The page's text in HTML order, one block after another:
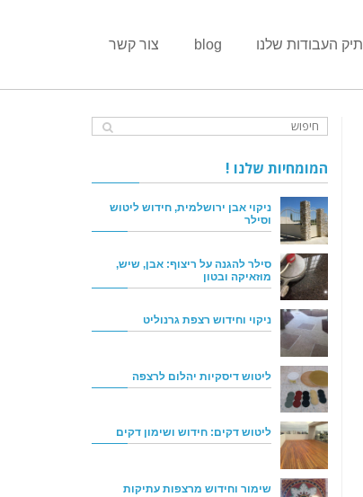
תיק העבודות שלנו blog צור קשר
המומחיות שלנו !
ניקוי אבן ירושלמית, חידוש ליטוש
וסילר
סילר להגנה על ריצוף: אבן, שיש,
מוזאיקה ובטון
ניקוי וחידוש רצפת גרנוליט
ליטוש דיסקיות יהלום לרצפה
ליטוש דקים: חידוש ושימון דקים
שימור וחידוש מרצפות עתיקות